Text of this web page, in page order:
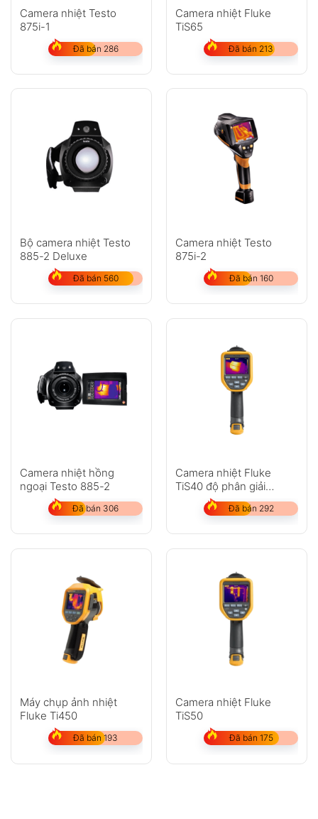
Camera nhiệt Testo
875i-1
Đã bán 286
Camera nhiệt Fluke
TiS65
Đã bán 213
Bộ camera nhiệt Testo
885-2 Deluxe
Đã bán 560
Camera nhiệt Testo
875i-2
Đã bán 160
Camera nhiệt hồng
ngoại Testo 885-2
Đã bán 306
Camera nhiệt Fluke
TiS40 độ phân giải
160×120 (19.200 pixel)
Đã bán 292
Máy chụp ảnh nhiệt
Fluke Ti450
Đã bán 193
Camera nhiệt Fluke
TiS50
Đã bán 175